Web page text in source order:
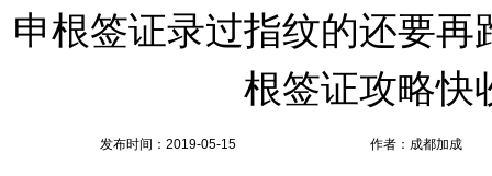
申根签证录过指纹的还要再
根签证攻略快
发布时间：2019-05-15 作者：成都加成